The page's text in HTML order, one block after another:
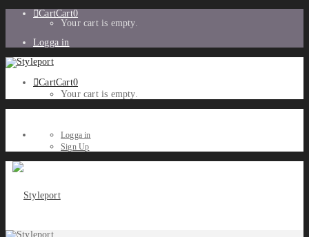
CartCart0
Your cart is empty.
Logga in
CartCart0
Your cart is empty.
Logga in
Sign Up